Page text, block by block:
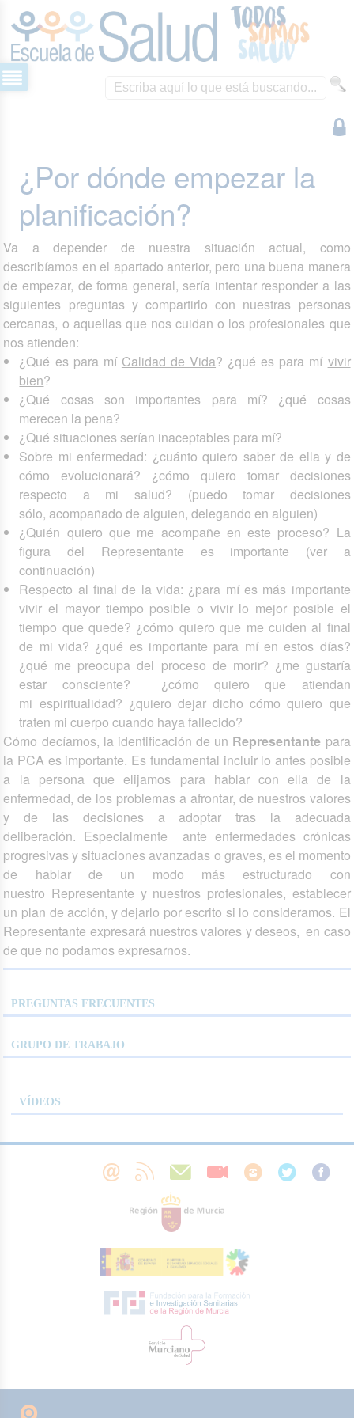
¿Por dónde empezar la
planificación?
Va a depender de nuestra situación actual, como
describíamos en el apartado anterior, pero una buena manera
de empezar, de forma general, sería intentar responder a las
siguientes preguntas y compartirlo con nuestras personas
cercanas, o aquellas que nos cuidan o los profesionales que
nos atienden:
¿Qué es para mí Calidad de Vida? ¿qué es para mí vivir
bien?
¿Qué cosas son importantes para mí? ¿qué cosas
merecen la pena?
¿Qué situaciones serían inaceptables para mí?
Sobre mi enfermedad: ¿cuánto quiero saber de ella y de
cómo evolucionará? ¿cómo quiero tomar decisiones
respecto a mi salud? (puedo tomar decisiones
sólo, acompañado de alguien, delegando en alguien)
¿Quién quiero que me acompañe en este proceso? La
figura del Representante es importante (ver a
continuación)
Respecto al final de la vida: ¿para mí es más importante
vivir el mayor tiempo posible o vivir lo mejor posible el
tiempo que quede? ¿cómo quiero que me cuiden al final
de mi vida? ¿qué es importante para mí en estos días?
¿qué me preocupa del proceso de morir? ¿me gustaría
estar consciente? ¿cómo quiero que atiendan
mi espiritualidad? ¿quiero dejar dicho cómo quiero que
traten mi cuerpo cuando haya fallecido?
Cómo decíamos, la identificación de un Representante para
la PCA es importante. Es fundamental incluir lo antes posible
a la persona que elijamos para hablar con ella de la
enfermedad, de los problemas a afrontar, de nuestros valores
y de las decisiones a adoptar tras la adecuada
deliberación. Especialmente ante enfermedades crónicas
progresivas y situaciones avanzadas o graves, es el momento
de hablar de un modo más estructurado con
nuestro Representante y nuestros profesionales, establecer
un plan de acción, y dejarlo por escrito si lo consideramos. El
Representante expresará nuestros valores y deseos, en caso
de que no podamos expresarnos.
PREGUNTAS FRECUENTES
GRUPO DE TRABAJO
VÍDEOS